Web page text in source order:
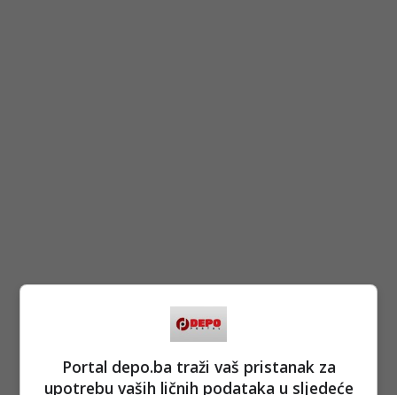
Portal depo.ba traži vaš pristanak za
upotrebu vaših ličnih podataka u sljedeće